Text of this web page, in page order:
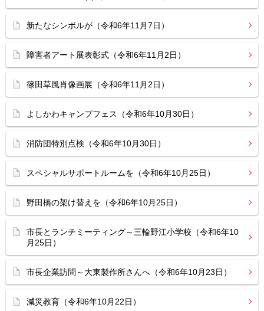
新たなシンボルが（令和6年11月7日）
障害者アート展表彰式（令和6年11月2日）
篠田草風肖像画展（令和6年11月2日）
よしかわキャンプフェス（令和6年10月30日）
消防団特別点検（令和6年10月30日）
スペシャルサポートルームを（令和6年10月25日）
野田橋の架け替えを（令和6年10月25日）
市長とランチミーティング～三輪野江小学校（令和6年10
月25日）
市長企業訪問～大東製作所さんへ（令和6年10月23日）
減災教育（令和6年10月22日）